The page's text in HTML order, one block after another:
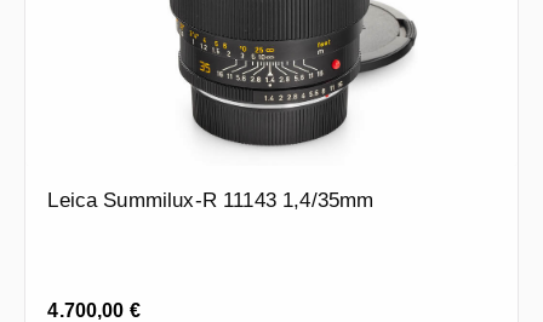
Leica Summilux-R 11143 1,4/35mm
Regulärer Preis:
4.700,00 €